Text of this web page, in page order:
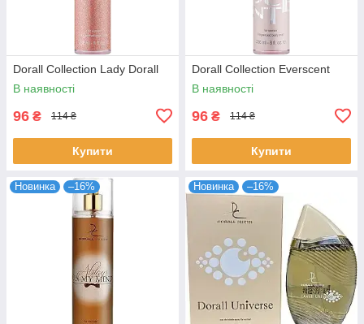
Dorall Collection Lady Dorall
В наявності
96 ₴ 114 ₴
Купити
Dorall Collection Everscent
В наявності
96 ₴ 114 ₴
Купити
Новинка –16% Новинка –16%